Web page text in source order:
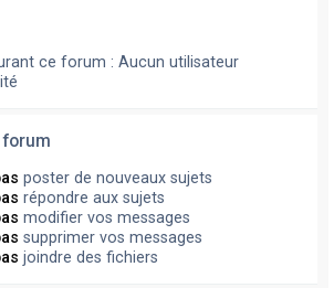
ce forum : Aucun utilisateur
poster de nouveaux sujets
répondre aux sujets
modifier vos messages
supprimer vos messages
joindre des fichiers